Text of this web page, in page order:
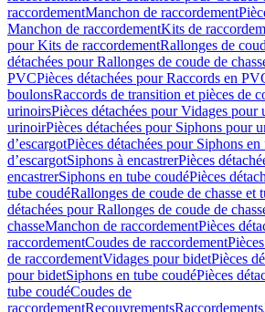
raccordementManchon de raccordement
Manchon de raccordementKits de
pour Kits de raccordementRallonges de
détachées pour Rallonges de coude de
PVCPièces détachées pour Raccords en
boulonsRaccords de transition et pièces de
urinoirsPièces détachées pour Vidages pour
urinoirPièces détachées pour Siphons pour
d’escargotPièces détachées pour Siphons
d’escargotSiphons à encastrerPièces
encastrerSiphons en tube coudéPièces
tube coudéRallonges de coude de chasse et
détachées pour Rallonges de coude de
chasseManchon de raccordementPièces
raccordementCoudes de raccordement
de raccordementVidages pour bidetPièces
pour bidetSiphons en tube coudéPièces
tube coudéCoudes de
raccordementRecouvrementsRaccordements